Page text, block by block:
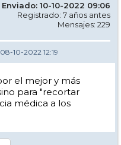
Enviado: 10-10-2022 09:06
Registrado: 7 años antes
Mensajes: 229
10-2022 12:19
el mejor y más
para "recortar
médica a los